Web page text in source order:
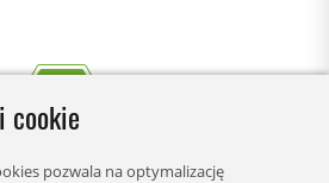
cookie
pozwala na optymalizację